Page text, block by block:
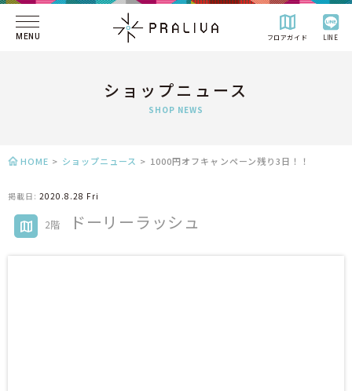
MENU フロアガイド LINE
ショップニュース
SHOP NEWS
HOME > ショップニュース > 1000円オフキャンペーン残り3日！！
掲載日: 2020.8.28 Fri
2階 ドーリーラッシュ